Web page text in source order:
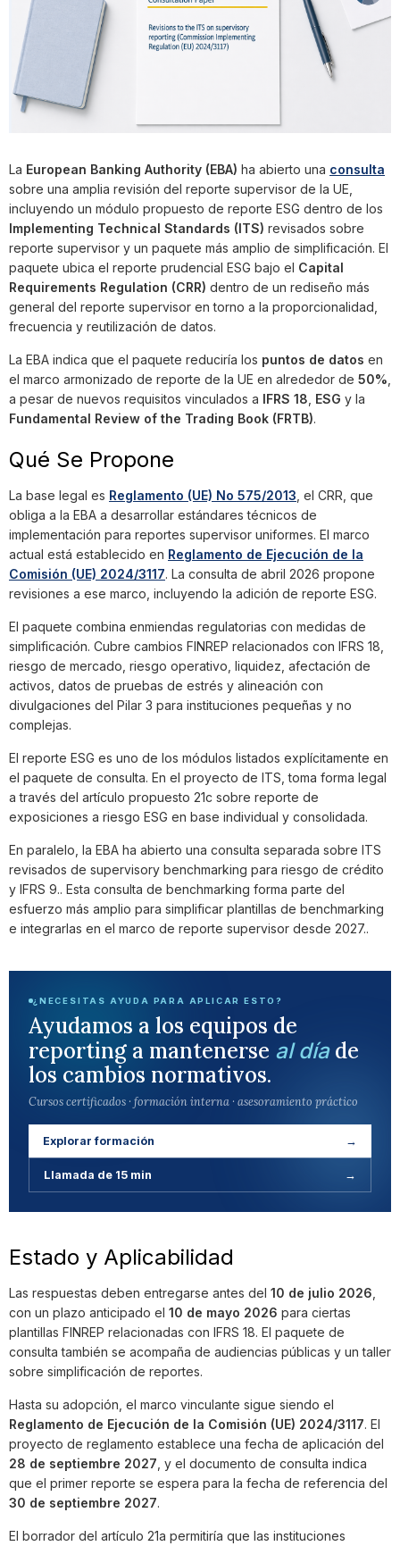
La European Banking Authority (EBA) ha abierto una consulta
sobre una amplia revisión del reporte supervisor de la UE,
incluyendo un módulo propuesto de reporte ESG dentro de los
Implementing Technical Standards (ITS) revisados sobre
reporte supervisor y un paquete más amplio de simplificación. El
paquete ubica el reporte prudencial ESG bajo el Capital
Requirements Regulation (CRR) dentro de un rediseño más
general del reporte supervisor en torno a la proporcionalidad,
frecuencia y reutilización de datos.
La EBA indica que el paquete reduciría los puntos de datos en
el marco armonizado de reporte de la UE en alrededor de 50%
a pesar de nuevos requisitos vinculados a IFRS 18 ESG y la
Fundamental Review of the Trading Book (FRTB).
Qué Se Propone
La base legal es Reglamento (UE) No 575/2013 , el CRR, que
obliga a la EBA a desarrollar estándares técnicos de
implementación para reportes supervisor uniformes. El marco
actual está establecido en Reglamento de Ejecución de la
Comisión (UE) 2024/3117. La consulta de abril 2026 propone
revisiones a ese marco, incluyendo la adición de reporte ESG.
El paquete combina enmiendas regulatorias con medidas de
simplificación. Cubre cambios FINREP relacionados con IFRS 18,
riesgo de mercado, riesgo operativo, liquidez, afectación de
activos, datos de pruebas de estrés y alineación con
divulgaciones del Pilar 3 para instituciones pequeñas y no
complejas.
El reporte ESG es uno de los módulos listados explícitamente en
el paquete de consulta. En el proyecto de ITS, toma forma legal
a través del artículo propuesto 21c sobre reporte de
exposiciones a riesgo ESG en base individual y consolidada.
En paralelo, la EBA ha abierto una consulta separada sobre ITS
revisados de supervisory benchmarking para riesgo de crédito
y IFRS 9.. Esta consulta de benchmarking forma parte del
esfuerzo más amplio para simplificar plantillas de benchmarking
e integrarlas en el marco de reporte supervisor desde 2027..
¿NECESITAS AYUDA PARA APLICAR ESTO?
Ayudamos a los equipos de
reporting a mantenerse al díade
los cambios normativos.
Cursos certificados · formación interna · asesoramiento práctico
Explorar formación →
Llamada de 15 min →
Estado y Aplicabilidad
Las respuestas deben entregarse antes del 10 de julio 2026
con un plazo anticipado el 10 de mayo 2026 para ciertas
plantillas FINREP relacionadas con IFRS 18. El paquete de
consulta también se acompaña de audiencias públicas y un taller
sobre simplificación de reportes.
Hasta su adopción, el marco vinculante sigue siendo el
Reglamento de Ejecución de la Comisión (UE) 2024/3117. El
proyecto de reglamento establece una fecha de aplicación del
28 de septiembre 2027 , y el documento de consulta indica
que el primer reporte se espera para la fecha de referencia del
30 de septiembre 2027.
El borrador del artículo 21a permitiría que las instituciones